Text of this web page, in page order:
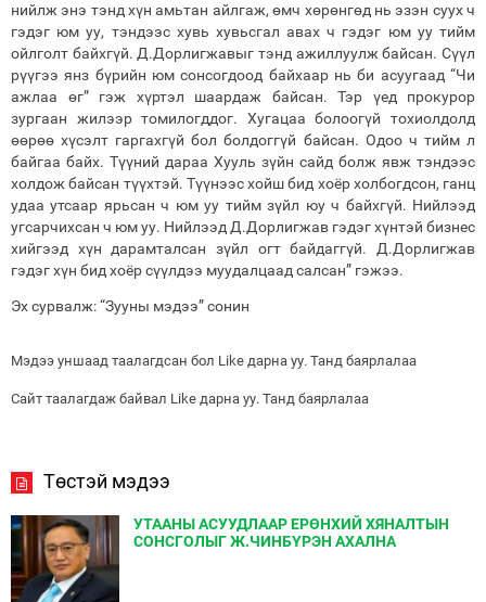
нийлж энэ тэнд хүн амьтан айлгаж, өмч хөрөнгөд нь эзэн суух ч
гэдэг юм уу, тэндээс хувь хувьсгал авах ч гэдэг юм уу тийм
ойлголт байхгүй. Д.Дорлигжавыг тэнд ажиллуулж байсан. Сүүл
рүүгээ янз бүрийн юм сонсогдоод байхаар нь би асуугаад “Чи
ажлаа өг” гэж хүртэл шаардаж байсан. Тэр үед прокурор
зургаан жилээр томилогддог. Хугацаа болоогүй тохиолдолд
өөрөө хүсэлт гаргахгүй бол болдоггүй байсан. Одоо ч тийм л
байгаа байх. Түүний дараа Хууль зүйн сайд болж явж тэндээс
холдож байсан түүхтэй. Түүнээс хойш бид хоёр холбогдсон, ганц
удаа утсаар ярьсан ч юм уу тийм зүйл юу ч байхгүй. Нийлээд
угсарчихсан ч юм уу. Нийлээд Д.Дорлигжав гэдэг хүнтэй бизнес
хийгээд хүн дарамталсан зүйл огт байдаггүй. Д.Дорлигжав
гэдэг хүн бид хоёр сүүлдээ муудалцаад салсан” гэжээ.
Эх сурвалж: “Зууны мэдээ” сонин
Мэдээ уншаад таалагдсан бол Like дарна уу. Танд баярлалаа
Сайт таалагдаж байвал Like дарна уу. Танд баярлалаа
Төстэй мэдээ
УТААНЫ АСУУДЛААР ЕРӨНХИЙ ХЯНАЛТЫН
СОНСГОЛЫГ Ж.ЧИНБҮРЭН АХАЛНА